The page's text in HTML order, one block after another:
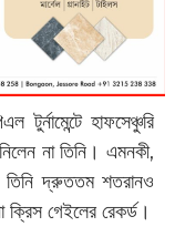
টুর্নামেন্টে হাফসেঞ্চুরি
না তিনি। এমনকী,
তিনি দ্রুততম শতরানও
গেইলের রেকর্ড।